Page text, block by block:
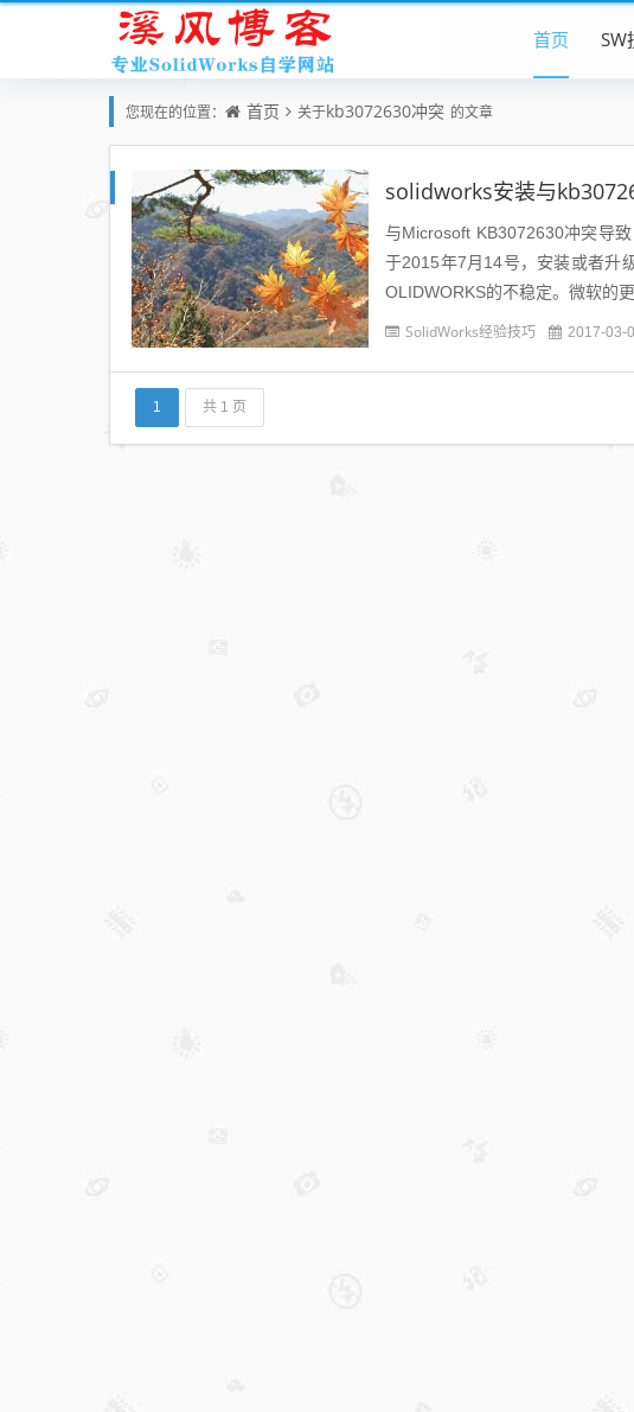
首页 SW
您现在的位置： 首页 关于kb3072630冲突 的文章
solidworks安装与
与Microsoft KB3072630冲突导
于2015年7月14号，安装或者升
OLIDWORKS的不稳定。微软的
SolidWorks经验技巧 2017-03-
1 共 1 页